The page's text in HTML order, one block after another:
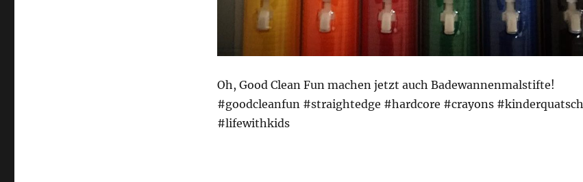
Oh, Good Clean Fun machen jetzt auch Badewannenmalstifte!
#goodcleanfun #straightedge #hardcore #crayons #kinderquatsch
#lifewithkids